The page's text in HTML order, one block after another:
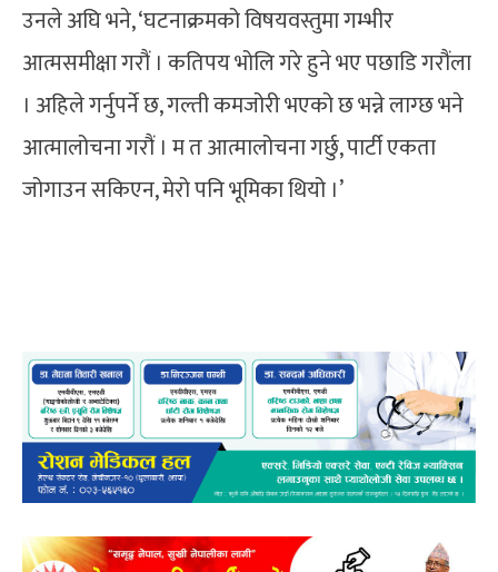
उनले अघि भने, ‘घटनाक्रमको विषयवस्तुमा गम्भीर
आत्मसमीक्षा गरौं । कतिपय भोलि गरे हुने भए पछाडि गरौंला
। अहिले गर्नुपर्ने छ, गल्ती कमजोरी भएको छ भन्ने लाग्छ भने
आत्मालोचना गरौं । म त आत्मालोचना गर्छु, पार्टी एकता
जोगाउन सकिएन, मेरो पनि भूमिका थियो ।’